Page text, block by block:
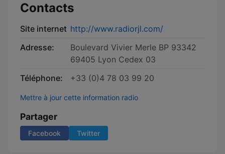
Contacts
Site internet http://www.radiorjl.com/
Adresse:
Boulevard Vivier Merle BP 93342
69405 Lyon Cedex 03
Téléphone:
+33 (0)4 78 03 99 20
Mettre à jour cette information radio
Partager
Facebook Twitter